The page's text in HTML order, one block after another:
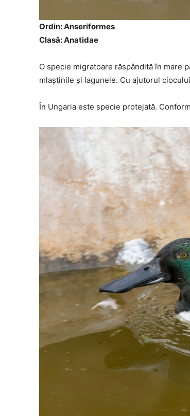
Ordin: Anseriformes
Clasă: Anatidae
O specie migratoare răspândită în mare
mlaștinile și lagunele. Cu ajutorul
În Ungaria este specie protejată.